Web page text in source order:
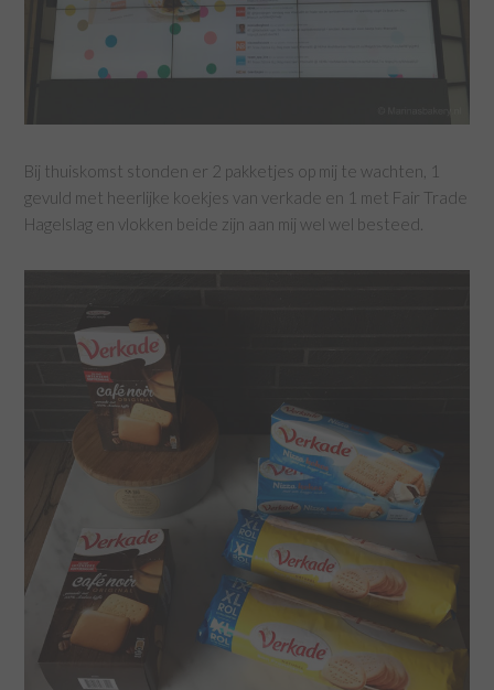
Bij thuiskomst stonden er 2 pakketjes op mij te wachten, 1
gevuld met heerlijke koekjes van verkade en 1 met Fair Trade
Hagelslag en vlokken beide zijn aan mij wel wel besteed.